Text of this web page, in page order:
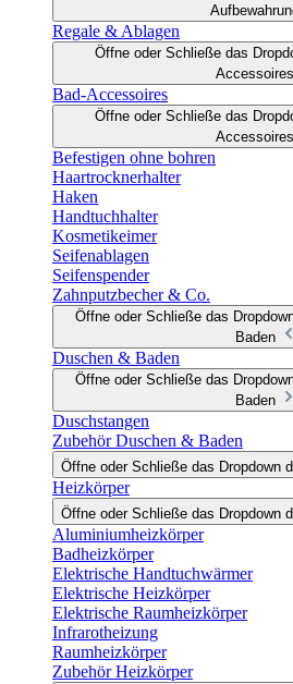
Regale & Ablagen
Öffne oder Schließe das
Accessoires
Bad-Accessoires
Öffne oder Schließe das
Accessoires
Befestigen ohne bohren
Haartrocknerhalter
Haken
Handtuchhalter
Kosmetikeimer
Seifenablagen
Seifenspender
Zahnputzbecher & Co.
Öffne oder Schließe das
Baden
Duschen & Baden
Öffne oder Schließe das
Baden
Duschstangen
Zubehör Duschen & Baden
Öffne oder Schließe das Dropdown
Heizkörper
Öffne oder Schließe das Dropdown
Aluminiumheizkörper
Badheizkörper
Elektrische Handtuchwärmer
Elektrische Heizkörper
Elektrische Raumheizkörper
Infrarotheizung
Raumheizkörper
Zubehör Heizkörper